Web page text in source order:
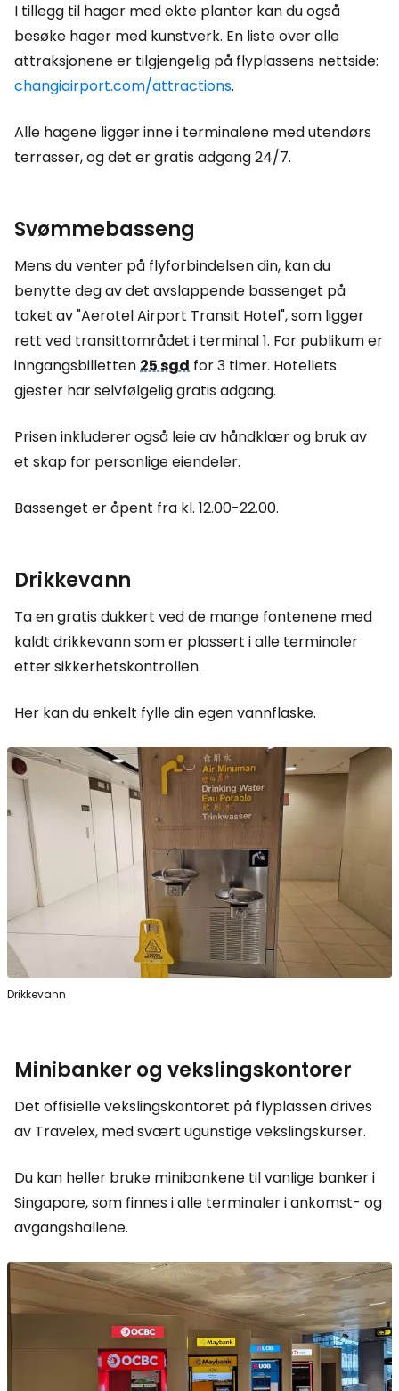
I tillegg til hager med ekte planter kan du også
besøke hager med kunstverk. En liste over alle
attraksjonene er tilgjengelig på flyplassens nettside:
changiairport.com/attractions.
Alle hagene ligger inne i terminalene med utendørs
terrasser, og det er gratis adgang 24/7.
Svømmebasseng
Mens du venter på flyforbindelsen din, kan du
benytte deg av det avslappende bassenget på
taket av "Aerotel Airport Transit Hotel", som ligger
rett ved transittområdet i terminal 1. For publikum er
inngangsbilletten25 sgd for 3 timer. Hotellets
gjester har selvfølgelig gratis adgang.
Prisen inkluderer også leie av håndklær og bruk av
et skap for personlige eiendeler.
Bassenget er åpent fra kl. 12.00-22.00.
Drikkevann
Ta en gratis dukkert ved de mange fontenene med
kaldt drikkevann som er plassert i alle terminaler
etter sikkerhetskontrollen.
Her kan du enkelt fylle din egen vannflaske.
Drikkevann
Minibanker og vekslingskontorer
Det offisielle vekslingskontoret på flyplassen drives
av Travelex, med svært ugunstige vekslingskurser.
Du kan heller bruke minibankene til vanlige banker i
Singapore, som finnes i alle terminaler i ankomst- og
avgangshallene.